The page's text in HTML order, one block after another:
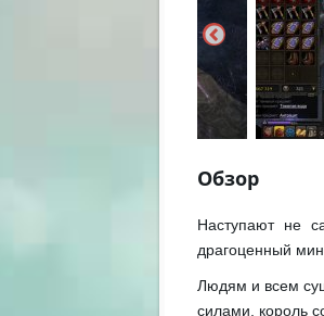
Обзор
Наступают не
драгоценный
Людям и всем
силами, король